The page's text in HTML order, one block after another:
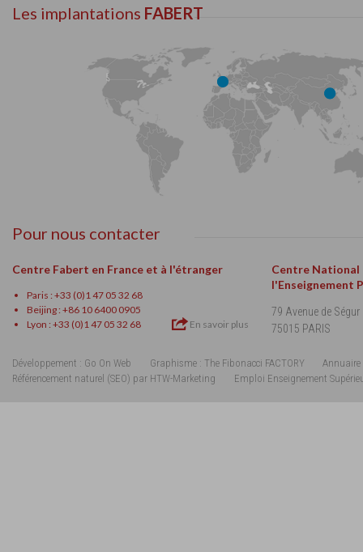
Les implantations FABERT
Pour nous contacter
Centre Fabert en France et à l'étranger
Paris : +33 (0)1 47 05 32 68
Beijing : +86 10 6400 0905
Lyon : +33 (0)1 47 05 32 68
En savoir plus
Centre National
l'Enseignement
79 Avenue de Ségur
75015 PARIS
Développement : Go On Web Graphisme : The Fibonacci FACTORY
Annuaire
Référencement naturel (SEO) par HTW-Marketing
Emploi Enseignement